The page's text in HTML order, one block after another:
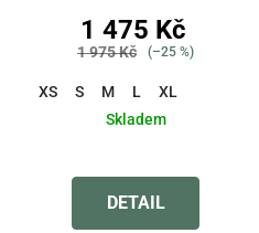
1 475 Kč
1 975 Kč (–25 %)
XS S M L
XL
Skladem
hodnocení
produktu
DETAIL